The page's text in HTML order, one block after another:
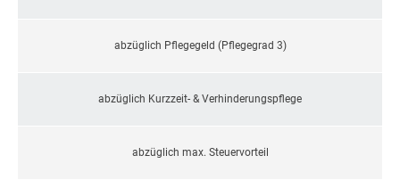
abzüglich Pflegegeld (Pflegegrad 3)
abzüglich Kurzzeit- & Verhinderungspflege
abzüglich max. Steuervorteil